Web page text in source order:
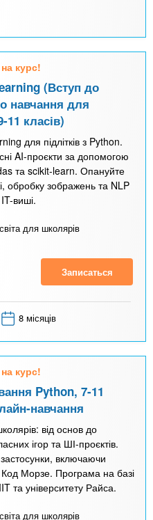
курс!
(Вступ до
навчання для
11 класів)
для підлітків з Python.
AI-проєкти за допомогою
та scikit-learn. Опануйте
обробку зображень та NLP
виші.
для школярів
Записаться
8 місяців
курс!
Python, 7-11
навчання
від основ до
ігор та ШІ-проєктів.
включаючи
Морзе. Програма на базі
та університету Райса.
для школярів